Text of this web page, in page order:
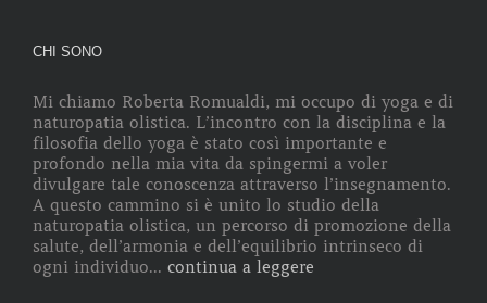
CHI SONO
Mi chiamo Roberta Romualdi, mi occupo di yoga e di
naturopatia olistica. L’incontro con la disciplina e la
filosofia dello yoga è stato così importante e
profondo nella mia vita da spingermi a voler
divulgare tale conoscenza attraverso l’insegnamento.
A questo cammino si è unito lo studio della
naturopatia olistica, un percorso di promozione della
salute, dell’armonia e dell’equilibrio intrinseco di
ogni individuo... continua a leggere